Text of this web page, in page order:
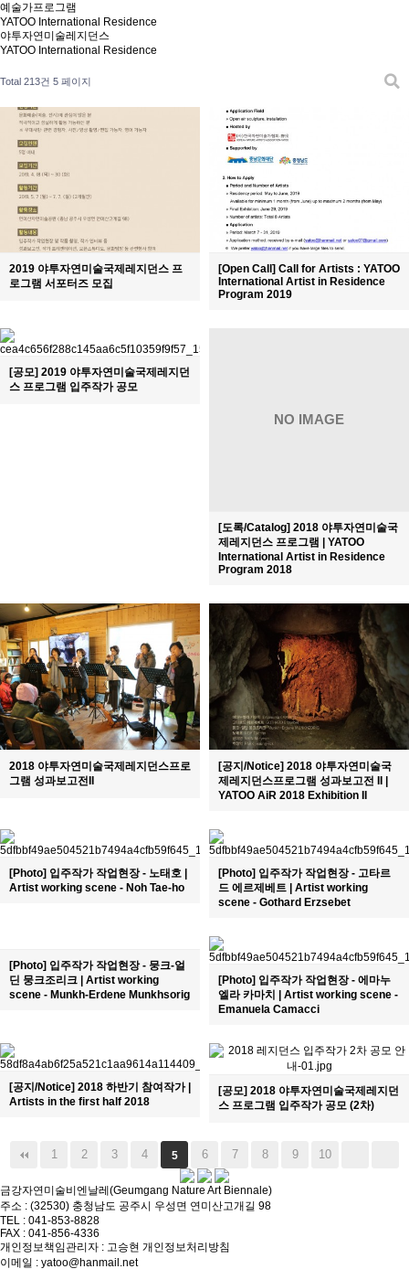
예술가프로그램
YATOO International Residence
야투자연미술레지던스
YATOO International Residence
Total 213건 5 페이지
2019 야투자연미술국제레지던스 프
로그램 서포터즈 모집
[Open Call] Call for Artists : YATOO
International Artist in Residence
Program 2019
[공모] 2019 야투자연미술국제레지던
스 프로그램 입주작가 공모
NO IMAGE
[도록/Catalog] 2018 야투자연미술국
제레지던스 프로그램 | YATOO
International Artist in Residence
Program 2018
2018 야투자연미술국제레지던스프로
그램 성과보고전II
[공지/Notice] 2018 야투자연미술국
제레지던스프로그램 성과보고전 II |
YATOO AiR 2018 Exhibition II
[Photo] 입주작가 작업현장 - 노태호 |
Artist working scene - Noh Tae-ho
[Photo] 입주작가 작업현장 - 고타르
드 에르제베트 | Artist working
scene - Gothard Erzsebet
[Photo] 입주작가 작업현장 - 뭉크-얼
딘 뭉크조리크 | Artist working
scene - Munkh-Erdene Munkhsorig
[Photo] 입주작가 작업현장 - 에마누
엘라 카마치 | Artist working scene -
Emanuela Camacci
[공지/Notice] 2018 하반기 참여작가 |
Artists in the first half 2018
[공모] 2018 야투자연미술국제레지던
스 프로그램 입주작가 공모 (2차)
1 2 3 4 5 6 7 8 9 10
금강자연미술비엔날레(Geumgang Nature Art Biennale)
주소 : (32530) 충청남도 공주시 우성면 연미산고개길 98
TEL : 041-853-8828
FAX : 041-856-4336
개인정보책임관리자 : 고승현 개인정보처리방침
이메일 : yatoo@hanmail.net